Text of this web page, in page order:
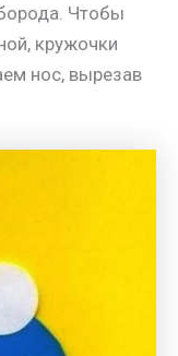
Чтобы
кружочки
нос, вырезав